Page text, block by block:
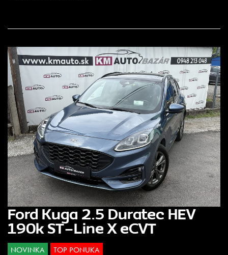
Ford Kuga 2.5 Duratec HEV
190k ST-Line X eCVT
NOVINKA TOP PONUKA